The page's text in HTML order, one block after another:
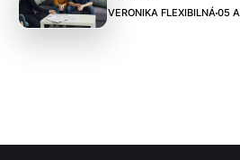
VERONIKA FLEXIBILNÁ05